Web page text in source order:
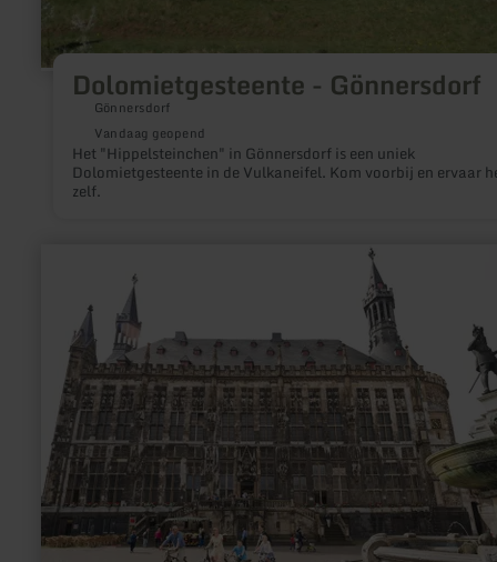
Dolomietgesteente - Gönnersdorf
Gönnersdorf
Vandaag geopend
Het "Hippelsteinchen" in Gönnersdorf is een uniek
Dolomietgesteente in de Vulkaneifel. Kom voorbij en ervaar
zelf.
Historische
Altstadt
Aachen